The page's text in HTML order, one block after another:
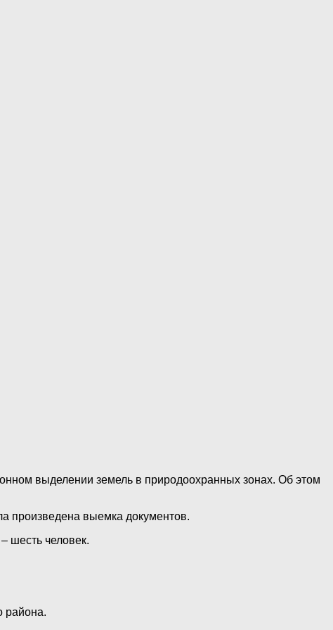
выделении земель в природоохранных зонах. Об этом
произведена выемка документов.
шесть человек.
района.